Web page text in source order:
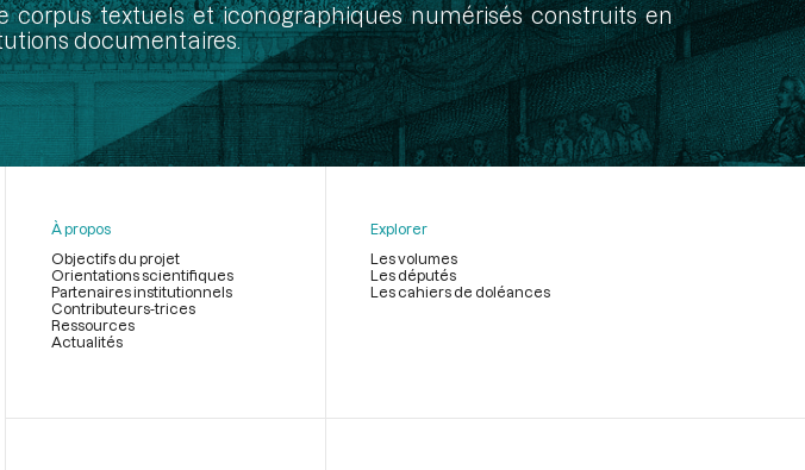
textuels et iconographiques numérisés construits en
documentaires.
À propos
Objectifs du projet
Orientations scientifiques
Partenaires institutionnels
Contributeurs-trices
Ressources
Actualités
Explorer
Les volumes
Les députés
Les cahiers de doléances